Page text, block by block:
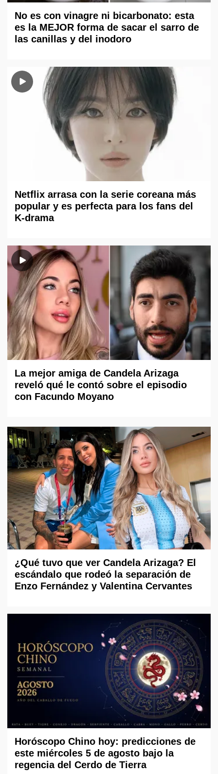
No es con vinagre ni bicarbonato: esta
es la MEJOR forma de sacar el sarro de
las canillas y del inodoro
Netflix arrasa con la serie coreana más
popular y es perfecta para los fans del
K-drama
La mejor amiga de Candela Arizaga
reveló qué le contó sobre el episodio
con Facundo Moyano
¿Qué tuvo que ver Candela Arizaga? El
escándalo que rodeó la separación de
Enzo Fernández y Valentina Cervantes
Horóscopo Chino hoy: predicciones de
este miércoles 5 de agosto bajo la
regencia del Cerdo de Tierra